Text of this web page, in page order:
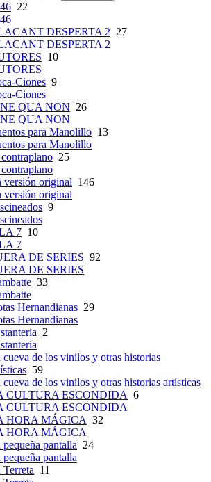
22
DESPERTA 2 27
DESPERTA 2
10
Ciones 9
Ciones
QUA NON 26
QUA NON
para Manolillo 13
para Manolillo
25
versión original 146
versión original
9
7 10
7
DE SERIES 92
DE SERIES
33
Hernandianas 29
Hernandianas
2
cueva de los vinilos y otras historias
59
cueva de los vinilos y otras historias artísticas
CULTURA ESCONDIDA 6
CULTURA ESCONDIDA
HORA MÁGICA 32
HORA MÁGICA
pequeña pantalla 24
pequeña pantalla
Terreta 11